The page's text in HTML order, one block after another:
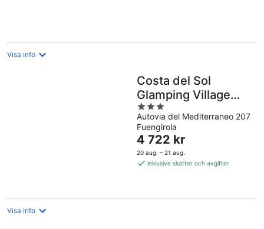
Visa info
Costa del Sol
Glamping Village
Fuengirola
3
out
of
5
Autovia del Mediterraneo 207
Fuengirola
Priset
är
4 722 kr
4 722 kr
20 aug. – 21 aug.
inklusive skatter och avgifter
Visa info